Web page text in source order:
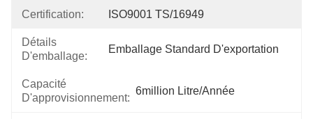
Certification: ISO9001 TS/16949
Détails
D'emballage:
Emballage Standard D'exportation
Capacité
D'approvisionnement:
6million Litre/année